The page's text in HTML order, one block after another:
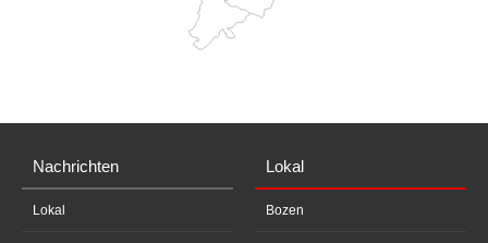
Nachrichten
Lokal
Lokal
Bozen